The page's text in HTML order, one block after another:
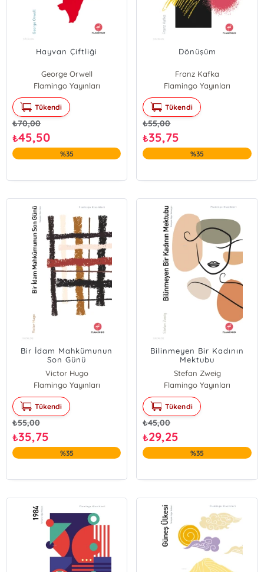
Hayvan Çiftliği
George Orwell
Flamingo Yayınları
Tükendi
₺70,00
₺45,50
%35
Dönüşüm
Franz Kafka
Flamingo Yayınları
Tükendi
₺55,00
₺35,75
%35
Bir İdam Mahkümunun
Son Günü
Victor Hugo
Flamingo Yayınları
Tükendi
₺55,00
₺35,75
%35
Bilinmeyen Bir Kadının
Mektubu
Stefan Zweig
Flamingo Yayınları
Tükendi
₺45,00
₺29,25
%35